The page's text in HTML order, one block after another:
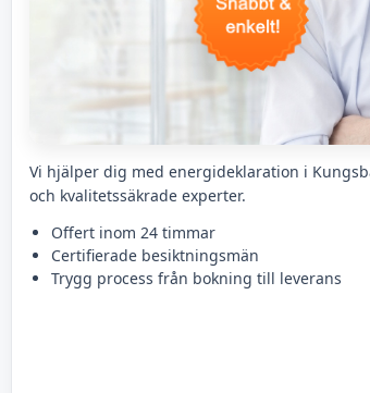
Vi hjälper dig med energideklaration i
och kvalitetssäkrade experter.
Offert inom 24 timmar
Certifierade besiktningsmän
Trygg process från bokning till leverans